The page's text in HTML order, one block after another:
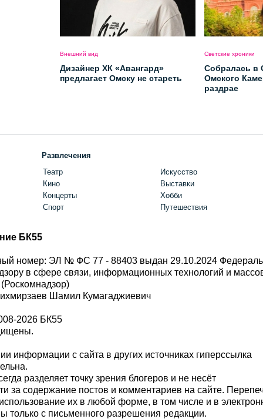
Внешний вид
Дизайнер ХК «Авангард»
предлагает Омску не стареть
Светские хроники
Собралась в
Омского
раздрае
Развлечения
Театр
Кино
Концерты
Спорт
Искусство
Выставки
Хобби
Путешествия
БК55
номер: ЭЛ № ФС 77 - 88403 выдан 29.10.2024
в сфере связи, информационных технологий и
Шамил Кумагаджиевич
2026 БК55
информации с сайта в других источниках гиперссылка
разделяет точку зрения блогеров и не несёт
за содержание постов и комментариев на сайте.
их в любой форме, в том числе и в
с письменного разрешения редакции.